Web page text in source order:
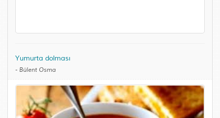
Yumurta dolması
- Bülent Osma